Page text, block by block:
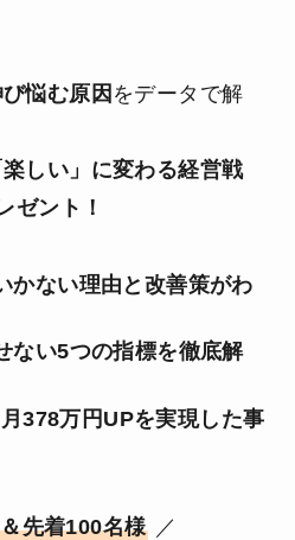
悩む原因 をデータで解
しい」に変わる経営戦
ゼント！
かない理由と改善策がわ
ない5つの指標を徹底解
378万円UPを実現した事
先着100名様 ／